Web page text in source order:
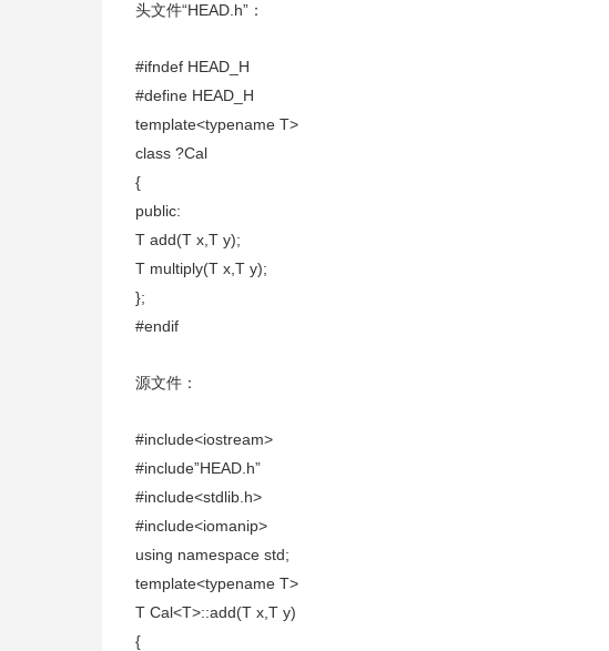
头文件“HEAD.h”：
#ifndef HEAD_H
#define HEAD_H
template<typename T>
class ?Cal
{
public:
T add(T x,T y);
T multiply(T x,T y);
};
#endif
源文件：
#include<iostream>
#include”HEAD.h”
#include<stdlib.h>
#include<iomanip>
using namespace std;
template<typename T>
T Cal<T>::add(T x,T y)
{